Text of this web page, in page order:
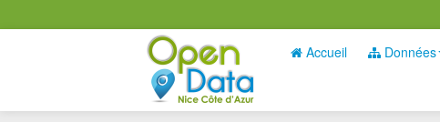
Accueil Données